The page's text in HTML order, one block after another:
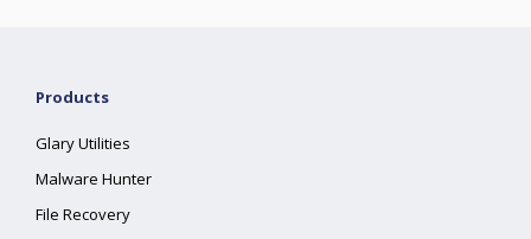
Products
Glary Utilities
Malware Hunter
File Recovery